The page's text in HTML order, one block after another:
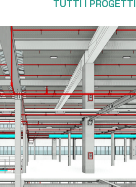
TUTTI I PROGETTI